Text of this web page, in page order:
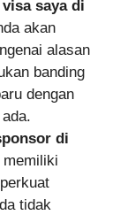
saya di
akan
alasan
banding
dengan
di
memiliki
tidak